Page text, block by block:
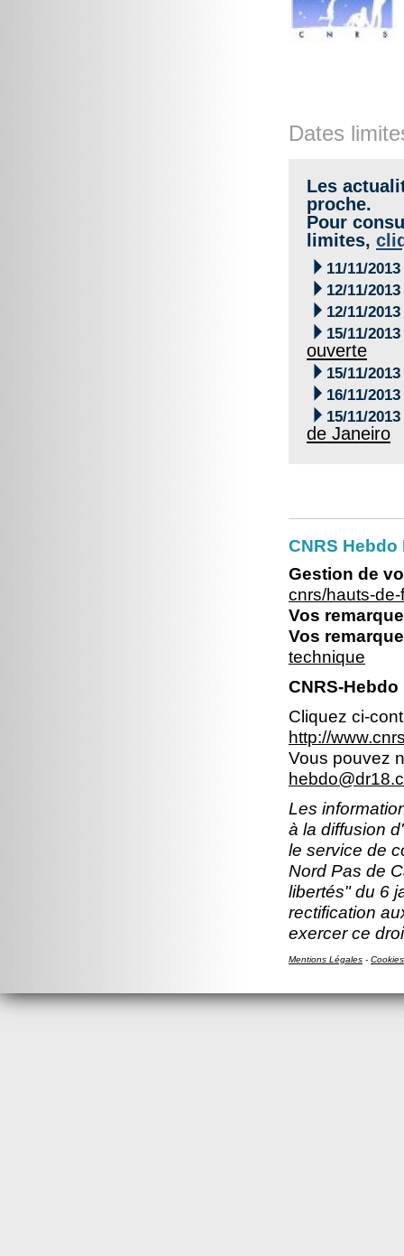
Dates
Les
proche.
Pour
limites,
 11/11/2013
 12/11/2013
 12/11/2013
 15/11/2013
ouverte
 15/11/2013
 16/11/2013
 15/11/2013
de Janeiro
CNRS
Gestion de
cnrs/hauts-
Vos
Vos
technique
CNRS-
Cliquez ci-
http://
Vous pouvez
Les
à la diffusion
le service de
Nord Pas de
libertés" du 6
rectification
exercer ce
Mentions Légales - Cookies